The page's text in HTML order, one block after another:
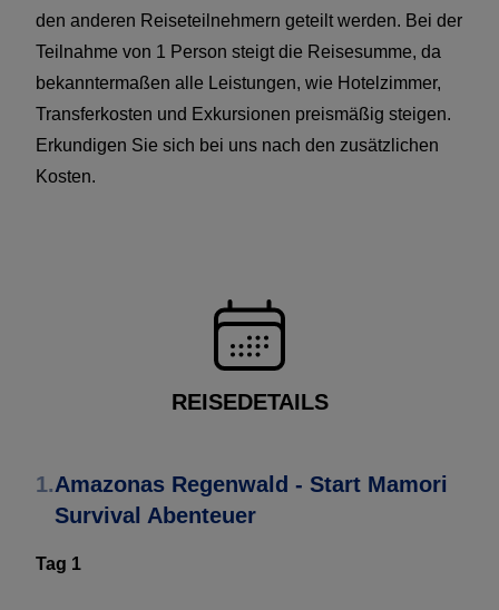
den anderen Reiseteilnehmern geteilt werden. Bei der
Teilnahme von 1 Person steigt die Reisesumme, da
bekanntermaßen alle Leistungen, wie Hotelzimmer,
Transferkosten und Exkursionen preismäßig steigen.
Erkundigen Sie sich bei uns nach den zusätzlichen
Kosten.
REISEDETAILS
1.Amazonas Regenwald - Start Mamori
Survival Abenteuer
Tag 1